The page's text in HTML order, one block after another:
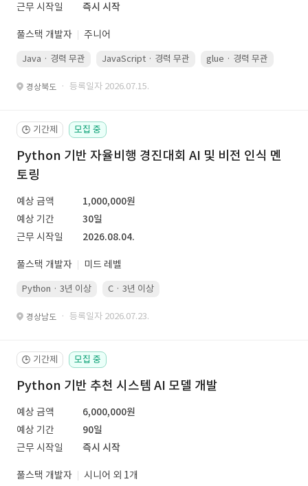
근무 시작일
즉시 시작
풀스택 개발자 주니어
Java · 경력 무관 JavaScript · 경력 무관 glue · 경력 무관
경상북도 · 등록일자 2026.07.15.
🕒 기간제 모집 중
Python 기반 자율비행 경진대회 AI 및 비전 인식 멘
토링
예상 금액
1,000,000원
예상 기간
30일
근무 시작일
2026.08.04.
풀스택 개발자 미드 레벨
Python · 3년 이상 C · 3년 이상
경상남도 · 등록일자 2026.07.23.
🕒 기간제 모집 중
Python 기반 추천 시스템 AI 모델 개발
예상 금액
6,000,000원
예상 기간
90일
근무 시작일
즉시 시작
풀스택 개발자
시니어 외 1개